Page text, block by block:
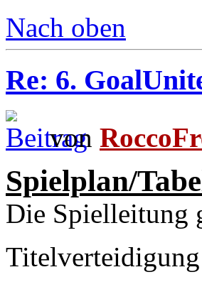
Nach oben
Re: 6.
von
Spielplan/
Die Spielleitung